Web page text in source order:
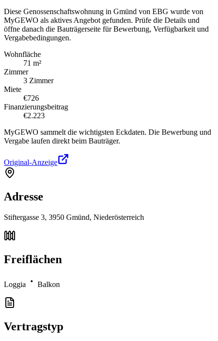
Diese Genossenschaftswohnung in Gmünd von EBG wurde von
MyGEWO als aktives Angebot gefunden. Prüfe die Details und
öffne danach die Bauträgerseite für Bewerbung, Verfügbarkeit und
Vergabebedingungen.
Wohnfläche
71 m²
Zimmer
3 Zimmer
Miete
€726
Finanzierungsbeitrag
€2.223
MyGEWO sammelt die wichtigsten Eckdaten. Die Bewerbung und
Vergabe laufen direkt beim Bauträger.
Original-Anzeige
Adresse
Stiftergasse 3, 3950 Gmünd, Niederösterreich
Freiflächen
Loggia Balkon
Vertragstyp